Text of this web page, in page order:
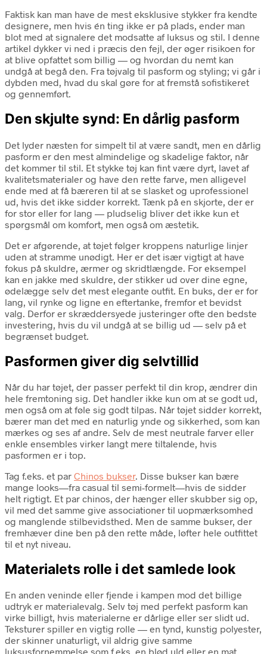
Faktisk kan man have de mest eksklusive stykker fra kendte
designere, men hvis én ting ikke er på plads, ender man
blot med at signalere det modsatte af luksus og stil. I denne
artikel dykker vi ned i præcis den fejl, der øger risikoen for
at blive opfattet som billig — og hvordan du nemt kan
undgå at begå den. Fra tøjvalg til pasform og styling; vi går i
dybden med, hvad du skal gøre for at fremstå sofistikeret
og gennemført.
Den skjulte synd: En dårlig pasform
Det lyder næsten for simpelt til at være sandt, men en dårlig
pasform er den mest almindelige og skadelige faktor, når
det kommer til stil. Et stykke tøj kan fint være dyrt, lavet af
kvalitetsmaterialer og have den rette farve, men alligevel
ende med at få bæreren til at se slasket og uprofessionel
ud, hvis det ikke sidder korrekt. Tænk på en skjorte, der er
for stor eller for lang — pludselig bliver det ikke kun et
spørgsmål om komfort, men også om æstetik.
Det er afgørende, at tøjet følger kroppens naturlige linjer
uden at stramme unødigt. Her er det især vigtigt at have
fokus på skuldre, ærmer og skridtlængde. For eksempel
kan en jakke med skuldre, der stikker ud over dine egne,
ødelægge selv det mest elegante outfit. En buks, der er for
lang, vil rynke og ligne en eftertanke, fremfor et bevidst
valg. Derfor er skræddersyede justeringer ofte den bedste
investering, hvis du vil undgå at se billig ud — selv på et
begrænset budget.
Pasformen giver dig selvtillid
Når du har tøjet, der passer perfekt til din krop, ændrer din
hele fremtoning sig. Det handler ikke kun om at se godt ud,
men også om at føle sig godt tilpas. Når tøjet sidder korrekt,
bærer man det med en naturlig ynde og sikkerhed, som kan
mærkes og ses af andre. Selv de mest neutrale farver eller
enkle ensembles virker langt mere tiltalende, hvis
pasformen er i top.
Tag f.eks. et par Chinos bukser. Disse bukser kan bære
mange looks—fra casual til semi-formelt—hvis de sidder
helt rigtigt. Et par chinos, der hænger eller skubber sig op,
vil med det samme give associationer til uopmærksomhed
og manglende stilbevidsthed. Men de samme bukser, der
fremhæver dine ben på den rette måde, løfter hele outfittet
til et nyt niveau.
Materialets rolle i det samlede look
En anden veninde eller fjende i kampen mod det billige
udtryk er materialevalg. Selv tøj med perfekt pasform kan
virke billigt, hvis materialerne er dårlige eller ser slidt ud.
Teksturer spiller en vigtig rolle — en tynd, kunstig polyester,
der skinner unaturligt, vil aldrig give samme
luksusfornemmelse som f.eks. en blød uld eller en mat